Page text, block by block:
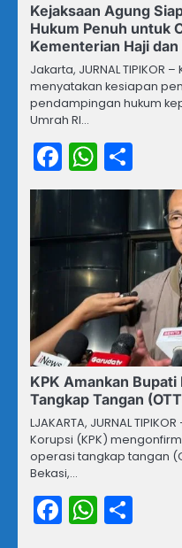
Kejaksaan Agung
Hukum Penuh untuk
Kementerian Haji dan
Jakarta, JURNAL
menyatakan kesiapan
pendampingan hukum
Umrah RI…
Facebook
KPK Amankan
Tangkap Tangan
LJAKARTA, JURNAL
Korupsi (KPK)
operasi tangkap tangan
Bekasi,…
Facebook